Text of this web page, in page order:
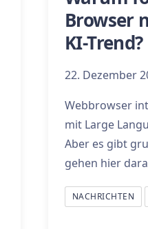
Browser
KI-Trend?
22. Dezember
Webbrowser
mit Large
Aber es gibt
gehen hier
NACHRICHTEN